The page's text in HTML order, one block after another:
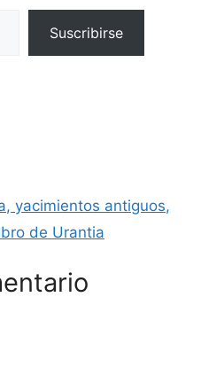
Suscribirse
yacimientos antiguos,
de Urantia